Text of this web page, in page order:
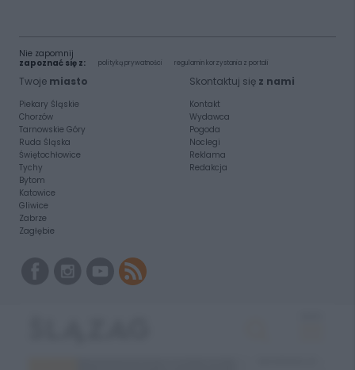
Nie zapomnij
zapoznać się z:
polityką prywatności regulamin korzystania z portali
Twoje miasto
Piekary Śląskie
Chorzów
Tarnowskie Góry
Ruda Śląska
Świętochłowice
Tychy
Bytom
Katowice
Gliwice
Zabrze
Zagłębie
Skontaktuj się z nami
Kontakt
Wydawca
Pogoda
Noclegi
Reklama
Redakcja